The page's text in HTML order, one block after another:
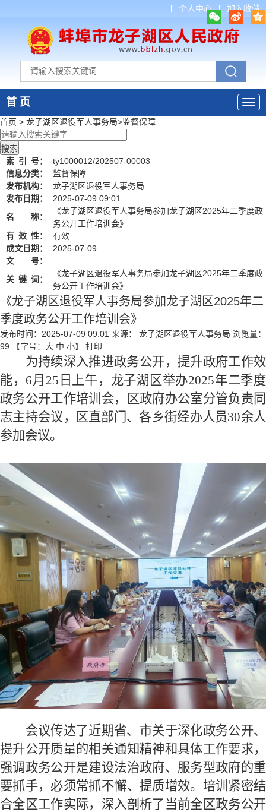
个人中心 加入收藏
首 页
首页 > 龙子湖区退役军人事务局>监督保障
索 引 号：
ty1000012/202507-00003
信息分类：
监督保障
发布机构：
龙子湖区退役军人事务局
发布日期：
2025-07-09 09:01
名 称：
《龙子湖区退役军人事务局参加龙子湖区2025年二季度政
务公开工作培训会》
有 效 性：
有效
成文日期：
2025-07-09
文 号：
关 键 词：
《龙子湖区退役军人事务局参加龙子湖区2025年二季度政
务公开工作培训会》
《龙子湖区退役军人事务局参加龙子湖区2025年二
季度政务公开工作培训会》
发布时间：2025-07-09 09:01 来源： 龙子湖区退役军人事务局 浏览量：
99
【字号： 大 中 小】 打印
为持续深入推进政务公开，提升政府工作效
能， 6月 25 日 上午， 龙子湖区举办2025年二季度
政务公开工作培训会，区政府办公室分管负责同
志主持会议，区直部门 、各乡街经办人员30余人
参加会议。
会议传达了近期省、市关于深化政务公开、
提升公开质量的相关通知精神和具体工作要求，
强调政务公开是建设法治政府、服务型政府的重
要抓手，必须常抓不懈、提质增效。培训紧密结
合全区工作实际，深入剖析了当前全区政务公开